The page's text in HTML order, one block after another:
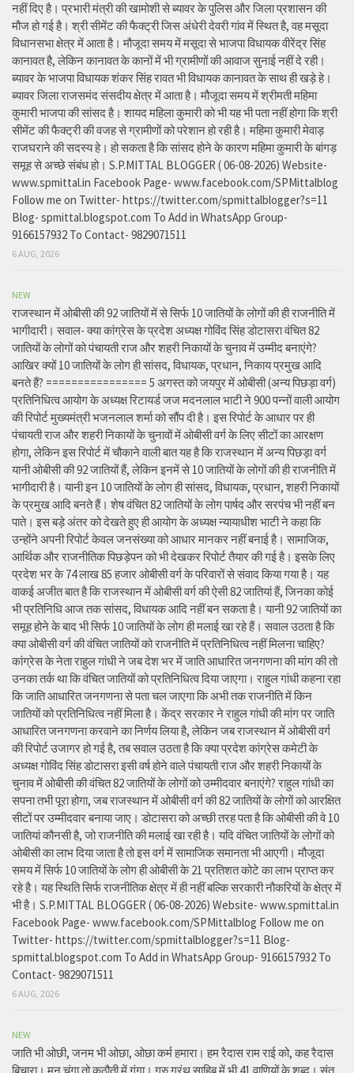
नहीं दिए है। प्रभारी मंत्री की खामोशी से ब्यावर के पुलिस और जिला प्रशासन की
मौज हो गई है। श्री सीमेंट की फैक्ट्री जिस अंधेरी देवरी गांव में स्थित है, वह मसूदा
विधानसभा क्षेत्र में आता है। मौजूदा समय में मसूदा से भाजपा विधायक वीरेंद्र सिंह
कानावत है, लेकिन कानावत के कानों में भी ग्रामीणों की आवाज सुनाई नहीं दे रही।
ब्यावर के भाजपा विधायक शंकर सिंह रावत भी विधायक कानावत के साथ ही खड़े हे।
ब्यावर जिला राजसमंद संसदीय क्षेत्र में आता है। मौजूदा समय में श्रीमती महिमा
कुमारी भाजपा की सांसद है। शायद महिला कुमारी को भी यह भी पता नहीं होगा कि श्री
सीमेंट की फैक्ट्री की वजह से ग्रामीणों को परेशान हो रही है। महिमा कुमारी मेवाड़
राजघराने की सदस्य हे। हो सकता है कि सांसद होने के कारण महिमा कुमारी के बांगड़
समूह से अच्छे संबंध हो। S.P.MITTAL BLOGGER ( 06-08-2026) Website-
www.spmittal.in Facebook Page- www.facebook.com/SPMittalblog
Follow me on Twitter- https://twitter.com/spmittalblogger?s=11
Blog- spmittal.blogspot.com To Add in WhatsApp Group-
9166157932 To Contact- 9829071511
6 AUG, 2026
NEW
राजस्थान में ओबीसी की 92 जातियों में से सिर्फ 10 जातियों के लोगों की ही राजनीति में
भागीदारी। सवाल- क्या कांग्रेस के प्रदेश अध्यक्ष गोविंद सिंह डोटासरा वंचित 82
जातियों के लोगों को पंचायती राज और शहरी निकायों के चुनाव में उम्मीद बनाएंगे?
आखिर क्यों 10 जातियों के लोग ही सांसद, विधायक, प्रधान, निकाय प्रमुख आदि
बनते हैं? ================ 5 अगस्त को जयपुर में ओबीसी (अन्य पिछड़ा वर्ग)
प्रतिनिधित्व आयोग के अध्यक्ष रिटायर्ड जज मदनलाल भाटी ने 900 पन्नों वाली आयोग
की रिपोर्ट मुख्यमंत्री भजनलाल शर्मा को सौंप दी है। इस रिपोर्ट के आधार पर ही
पंचायती राज और शहरी निकायों के चुनावों में ओबीसी वर्ग के लिए सीटों का आरक्षण
होगा, लेकिन इस रिपोर्ट में चौकाने वाली बात यह है कि राजस्थान में अन्य पिछड़ा वर्ग
यानी ओबीसी की 92 जातियों हैं, लेकिन इनमें से 10 जातियों के लोगों की ही राजनीति में
भागीदारी है। यानी इन 10 जातियों के लोग ही सांसद, विधायक, प्रधान, शहरी निकायों
के प्रमुख आदि बनते हैं। शेष वंचित 82 जातियों के लोग पार्षद और सरपंच भी नहीं बन
पाते। इस बड़े अंतर को देखते हुए ही आयोग के अध्यक्ष न्यायाधीश भाटी ने कहा कि
उन्होंने अपनी रिपोर्ट केवल जनसंख्या को आधार मानकर नहीं बनाई है। सामाजिक,
आर्थिक और राजनीतिक पिछड़ेपन को भी देखकर रिपोर्ट तैयार की गई है। इसके लिए
प्रदेश भर के 74 लाख 85 हजार ओबीसी वर्ग के परिवारों से संवाद किया गया है। यह
वाकई अजीत बात है कि राजस्थान में ओबीसी वर्ग की ऐसी 82 जातियां हैं, जिनका कोई
भी प्रतिनिधि आज तक सांसद, विधायक आदि नहीं बन सकता है। यानी 92 जातियों का
समूह होने के बाद भी सिर्फ 10 जातियों के लोग ही मलाई खा रहे हैं। सवाल उठता है कि
क्या ओबीसी वर्ग की वंचित जातियों को राजनीति में प्रतिनिधित्व नहीं मिलना चाहिए?
कांग्रेस के नेता राहुल गांधी ने जब देश भर में जाति आधारित जनगणना की मांग की तो
उनका तर्क था कि वंचित जातियों को प्रतिनिधित्व दिया जाएगा। राहुल गांधी कहना रहा
कि जाति आधारित जनगणना से पता चल जाएगा कि अभी तक राजनीति में किन
जातियों को प्रतिनिधित्व नहीं मिला है। केंद्र सरकार ने राहुल गांधी की मांग पर जाति
आधारित जनगणना करवाने का निर्णय लिया है, लेकिन जब राजस्थान में ओबीसी वर्ग
की रिपोर्ट उजागर हो गई है, तब सवाल उठता है कि क्या प्रदेश कांग्रेस कमेटी के
अध्यक्ष गोविंद सिंह डोटासरा इसी वर्ष होने वाले पंचायती राज और शहरी निकायों के
चुनाव में ओबीसी की वंचित 82 जातियों के लोगों को उम्मीदवार बनाएंगे? राहुल गांधी का
सपना तभी पूरा होगा, जब राजस्थान में ओबीसी वर्ग की 82 जातियों के लोगों को आरक्षित
सीटों पर उम्मीदवार बनाया जाए। डोटासरा को अच्छी तरह पता है कि ओबीसी की वे 10
जातियां कौनसी है, जो राजनीति की मलाई खा रही है। यदि वंचित जातियों के लोगों को
ओबीसी का लाभ दिया जाता है तो इस वर्ग में सामाजिक समानता भी आएगी। मौजूदा
समय में सिर्फ 10 जातियों के लोग ही ओबीसी के 21 प्रतिशत कोटे का लाभ प्राप्त कर
रहे है। यह स्थिति सिर्फ राजनीतिक क्षेत्र में ही नहीं बल्कि सरकारी नौकरियों के क्षेत्र में
भी है। S.P.MITTAL BLOGGER ( 06-08-2026) Website- www.spmittal.in
Facebook Page- www.facebook.com/SPMittalblog Follow me on
Twitter- https://twitter.com/spmittalblogger?s=11 Blog-
spmittal.blogspot.com To Add in WhatsApp Group- 9166157932 To
Contact- 9829071511
6 AUG, 2026
NEW
जाति भी ओछी, जनम भी ओछा, ओछा कर्म हमारा। हम रैदास राम राई को, कह रैदास